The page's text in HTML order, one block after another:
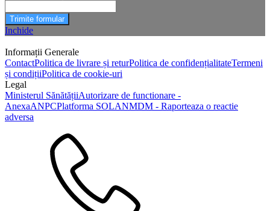
Trimite formular
Inchide
Informații Generale
ContactPolitica de livrare și returPolitica de confidențialitateTermeni
și condițiiPolitica de cookie-uri
Legal
Ministerul SănătățiiAutorizare de functionare -
AnexaANPCPlatforma SOLANMDM - Raporteaza o reactie
adversa